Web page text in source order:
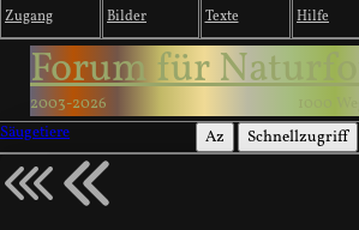
Zugang Bilder Texte Hilfe
Forum für
2003-2026
1000
Säugetiere
Az Schnellzugriff